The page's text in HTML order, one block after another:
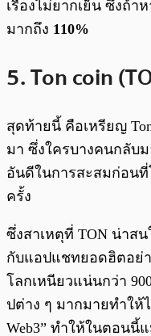
เรื่องไม่ยากเย็น ซึ่งถ้
มากถึง 110%
5. Ton coin
สุดท้ายนี้ คือเหรียญ
มา ซึ่งใครบางคนกลับ
อันดีในการสะสมก่อนที่
ครั้ง
ซึ่งสาเหตุที่ TON น่าส
กับแอปแชทยอดฮิตอย่
โลกเหนียวแน่นกว่า
ปต่าง ๆ มากมายทำให้
Web3” ทำให้ในตอนนี้